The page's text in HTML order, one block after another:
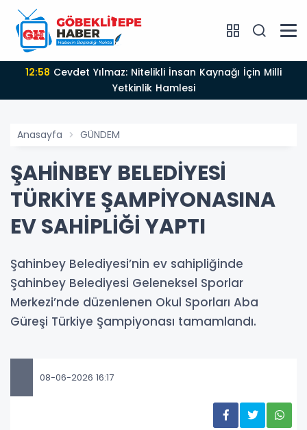
12:58
Yetkinlik Hamlesi
Anasayfa GÜNDEM
ŞAHİNBEY BELEDİYESİ
TÜRKİYE ŞAMPİYONASINA
EV SAHİPLİĞİ YAPTI
Şahinbey Belediyesi’nin ev sahipliğinde
Şahinbey Belediyesi Geleneksel Sporlar
Merkezi’nde düzenlenen Okul Sporları Aba
Güreşi Türkiye Şampiyonası tamamlandı.
08-06-2026 16:17